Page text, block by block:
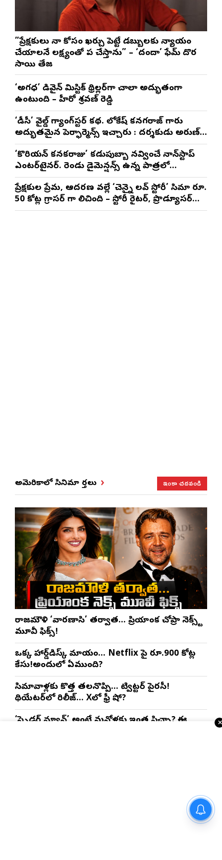
”ప్రేక్షకులు నా కోసం ఖర్చు పెట్టే డబ్బులకు న్యాయం
చేయాలనే లక్ష్యంతో పని చేస్తాను” – ‘దందా’ ఫేమ్ దొర
సాయి తేజ
‘అగధ’ డివైన్ మిస్టిక్ థ్రిల్లర్‌గా చాలా అద్భుతంగా
ఉంటుంది – హీరో శ్రవణ్ రెడ్డి
‘డీసీ’ వైల్డ్ గ్యాంగ్‌స్టర్ కథ. లోకేష్ కనగరాజ్ గారు
అద్భుతమైన పెర్ఫార్మెన్స్ ఇచ్చారు : దర్శకుడు అరుణ్
మాథేశ్వరన్
‘కొరియన్ కనకరాజు’ కడుపుబ్బా నవ్వించే నాన్‌స్టాప్
ఎంటర్‌టైనర్. రెండు డైమెన్షన్స్ ఉన్న పాత్రలో
నటించడం చాలా సంతృప్తినిచ్చింది : వరుణ్ తేజ్
ప్రేక్షకుల ప్రేమ, ఆదరణ వల్లే ‘చెన్నై లవ్ స్టోరీ’ సినిమా రూ.
50 కోట్ల గ్రాసర్ గా నిలిచింది – స్టోరీ రైటర్, ప్రొడ్యూసర్
సాయి రాజేష్
అమెరికాలో సినిమా వార్తలు ఇంకా చదవండి
రాజమౌళి ‘వారణాసి’ తర్వాత… ప్రియాంక చోప్రా నెక్స్ట్
మూవీ ఫిక్స్!
ఒక్క హార్డ్‌డిస్క్ మాయం… Netflix పై రూ.900 కోట్ల
కేసు!అందులో ఏముంది?
సినిమావాళ్లకు కొత్త తలనొప్పి… ట్విట్టర్ పైరసీ!
థియేటర్‌లో రిలీజ్… Xలో ఫ్రీ షో?
‘స్పైడర్ మ్యాన్’ అంటే మనోళ్లకు ఇంత పిచ్చా? ఈ